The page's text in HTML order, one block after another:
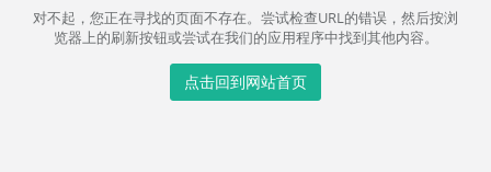
对不起，您正在寻找的页面不存在。尝试检查URL的错误，然后按浏
览器上的刷新按钮或尝试在我们的应用程序中找到其他内容。
点击回到网站首页